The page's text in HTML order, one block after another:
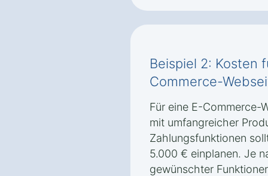
Beispiel 2: Kosten
Commerce-
Für eine E-Commerce-
mit umfangreicher
Zahlungsfunktionen
5.000 € einplanen. Je
gewünschter